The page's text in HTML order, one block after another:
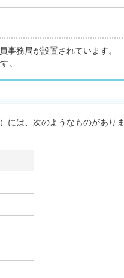
事務局が設置されています。
。
には、次のようなものがありま